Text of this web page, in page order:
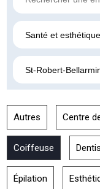
Santé et esthétique
St-Robert-
Autres Centre
Coiffeuse
Épilation